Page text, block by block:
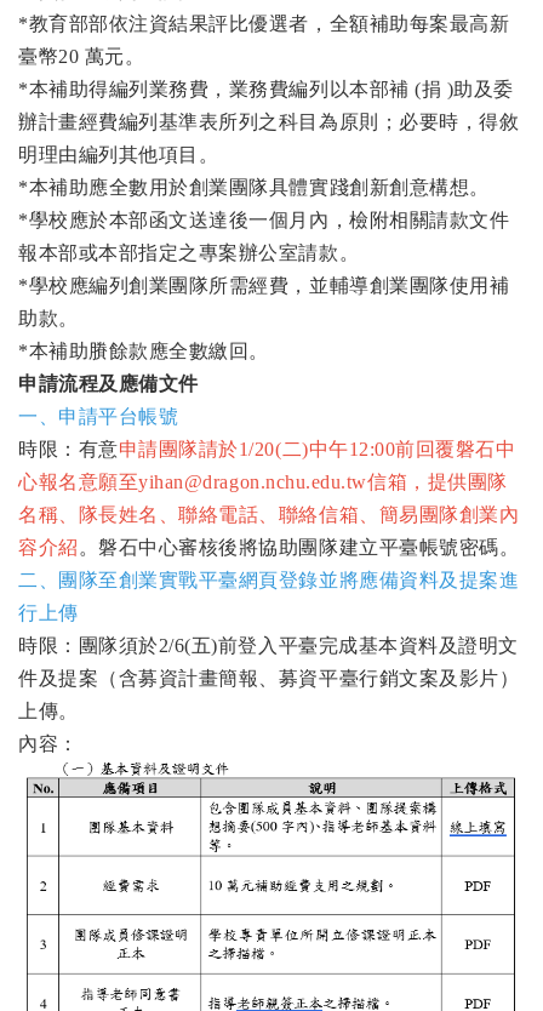
*教育部部依注資結果評比優選者，全額補助每案最高新
臺幣20 萬元。
*本補助得編列業務費，業務費編列以本部補 (捐 )助及委
辦計畫經費編列基準表所列之科目為原則；必要時，得敘
明理由編列其他項目。
*本補助應全數用於創業團隊具體實踐創新創意構想。
*學校應於本部函文送達後一個月內，檢附相關請款文件
報本部或本部指定之專案辦公室請款。
*學校應編列創業團隊所需經費，並輔導創業團隊使用補
助款。
*本補助賸餘款應全數繳回。
申請流程及應備文件
一、申請平台帳號
時限：有意申請團隊請於1/20(二)中午12:00前回覆磐石中
心報名意願至yihan@dragon.nchu.edu.tw信箱，提供團隊
名稱、隊長姓名、聯絡電話、聯絡信箱、簡易團隊創業內
容介紹 。磐石中心審核後將協助團隊建立平臺帳號密碼。
二、團隊至創業實戰平臺網頁登錄並將應備資料及提案進
行上傳
時限：團隊須於2/6(五)前登入平臺完成基本資料及證明文
件及提案（含募資計畫簡報、募資平臺行銷文案及影片）
上傳。
內容：